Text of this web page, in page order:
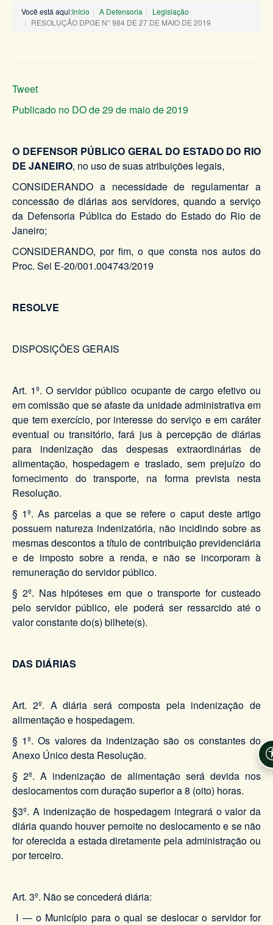
Você está aqui:Início A Defensoria
Legislação
RESOLUÇÃO DPGE N° 984 DE 27 DE MAIO DE 2019
Tweet
Publicado no DO de 29 de maio de 2019
O DEFENSOR PÚBLICO GERAL DO ESTADO DO RIO
DE JANEIRO, no uso de suas atribuições legais,
CONSIDERANDO a necessidade de regulamentar a
concessão de diárias aos servidores, quando a serviço
da Defensoria Pública do Estado do Estado do Rio de
Janeiro;
CONSIDERANDO, por fim, o que consta nos autos do
Proc. Sei E-20/001.004743/2019
RESOLVE
DISPOSIÇÕES GERAIS
Art. 1º. O servidor público ocupante de cargo efetivo ou
em comissão que se afaste da unidade administrativa em
que tem exercício, por interesse do serviço e em caráter
eventual ou transitório, fará jus à percepção de diárias
para indenização das despesas extraordinárias de
alimentação, hospedagem e traslado, sem prejuízo do
fornecimento do transporte, na forma prevista nesta
Resolução.
§ 1º. As parcelas a que se refere o caput deste artigo
possuem natureza indenizatória, não incidindo sobre as
mesmas descontos a título de contribuição previdenciária
e de imposto sobre a renda, e não se incorporam à
remuneração do servidor público.
§ 2º. Nas hipóteses em que o transporte for custeado
pelo servidor público, ele poderá ser ressarcido até o
valor constante do(s) bilhete(s).
DAS DIÁRIAS
Art. 2º. A diária será composta pela indenização de
alimentação e hospedagem.
§ 1º. Os valores da indenização são os constantes do
Anexo Único desta Resolução.
§ 2º. A indenização de alimentação será devida nos
deslocamentos com duração superior a 8 (oito) horas.
§3º. A indenização de hospedagem integrará o valor da
diária quando houver pernoite no deslocamento e se não
for oferecida a estada diretamente pela administração ou
por terceiro.
Art. 3º. Não se concederá diária:
I ― o Município para o qual se deslocar o servidor for